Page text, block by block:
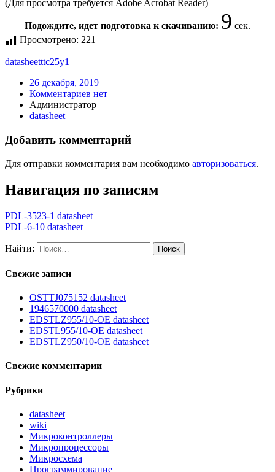
(Для просмотра требуется Adobe Acrobat Reader)
Подождите, идет подготовка к скачиванию: 9 сек.
Просмотрено: 221
datasheetttc25y1
26 декабря, 2019
Комментариев нет
Администратор
datasheet
Добавить комментарий
Для отправки комментария вам необходимо авторизоваться.
Навигация по записям
PDL-3523-1 datasheet
PDL-6-10 datasheet
Найти:
Свежие записи
OSTTJ075152 datasheet
1946570000 datasheet
EDSTLZ955/10-OE datasheet
EDSTL955/10-OE datasheet
EDSTLZ950/10-OE datasheet
Свежие комментарии
Рубрики
datasheet
wiki
Микроконтроллеры
Микропроцессоры
Микросхема
Программирование